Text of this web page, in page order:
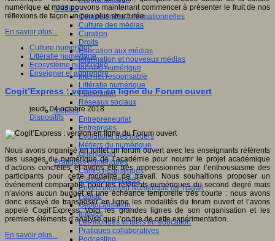
Médias
Compétences informationnelles
Culture des médias
Curation
Droits
Education aux médias
Information et nouveaux médias
Identité numérique
Internet responsable
Littératie numérique
Publication
Réseaux sociaux
Métiers
Entrepreneuriat
Entreprises
Evolutions des métiers
Métiers du numérique
Orientation
Pratiques numériques
Cartes heuristiques
Classes inversées
Environnement Numérique de Travail
Fablab
Géolocalisation
Images
Les mondes virtuels en éducation
Pratiques collaboratives
Podcasting
numérique et nous pouvons maintenant commencer à présenter le fruit de nos
réflexions de façon un peu plus structurée…
En savoir plus...
Culture numérique
Littératie numérique
Ecosystème numérique
Enseigner et apprendre
Cogit’Express : version en ligne du Forum ouvert
jeudi, 04 octobre 2018
Dispositifs
Nous avons organisé en juillet un forum ouvert avec les enseignants référents
des usages du numérique de l’académie pour nourrir le projet académique
d’actions concrètes et avons été très impressionnés par l’enthousiasme des
participants pour cette modalité de travail. Nous souhaitions proposer un
événement comparable pour les référents numériques du second degré mais
n’avions aucun budget et une échéance temporelle très courte : nous avons
donc essayé de transposer en ligne les modalités du forum ouvert et l’avons
appelé Cogit’Express. Voici les grandes lignes de son organisation et les
premiers éléments d’analyse que l’on tire de cette expérimentation.
En savoir plus...